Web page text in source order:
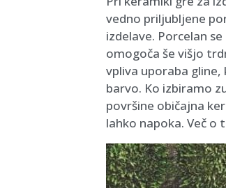
vedno priljubljene
izdelave. Porcelan
omogoča še višjo
vpliva uporaba gline,
barvo. Ko izbiramo
površine običajna
lahko napoka. Več o